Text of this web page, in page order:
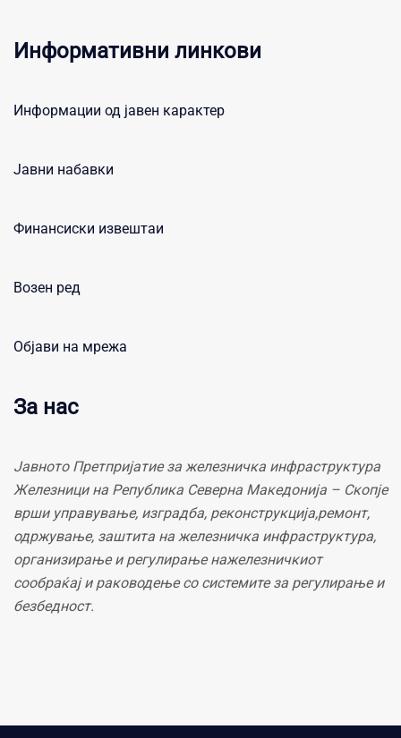
Информативни линкови
Информации од јавен карактер
Јавни набавки
Финансиски извештаи
Возен ред
Објави на мрежа
За нас
Јавното Претпријатие за железничка инфраструктура
Железници на Република Северна Македонија – Скопје
врши управување, изградба, реконструкција,ремонт,
одржување, заштита на железничка инфраструктура,
организирање и регулирање нажелезничкиот
сообраќај и раководење со системите за регулирање и
безбедност.